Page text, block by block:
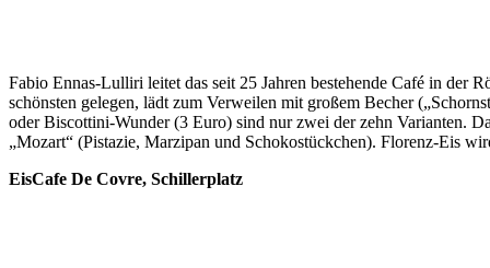
Fabio Ennas-Lulliri leitet das seit 25 Jahren bestehende Café in der
schönsten gelegen, lädt zum Verweilen mit großem Becher
oder Biscottini-Wunder (3 Euro) sind nur zwei der zehn Varianten.
„Mozart“ (Pistazie, Marzipan und Schokostückchen). Florenz-Eis
EisCafe De Covre, Schillerplatz